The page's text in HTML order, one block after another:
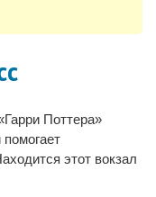
Поттера»
этот вокзал